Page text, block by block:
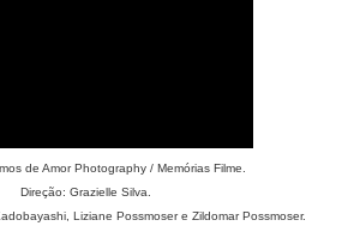
de Amor Photography / Memórias Filme.
Direção: Grazielle Silva.
Liziane Possmoser e Zildomar Possmoser.